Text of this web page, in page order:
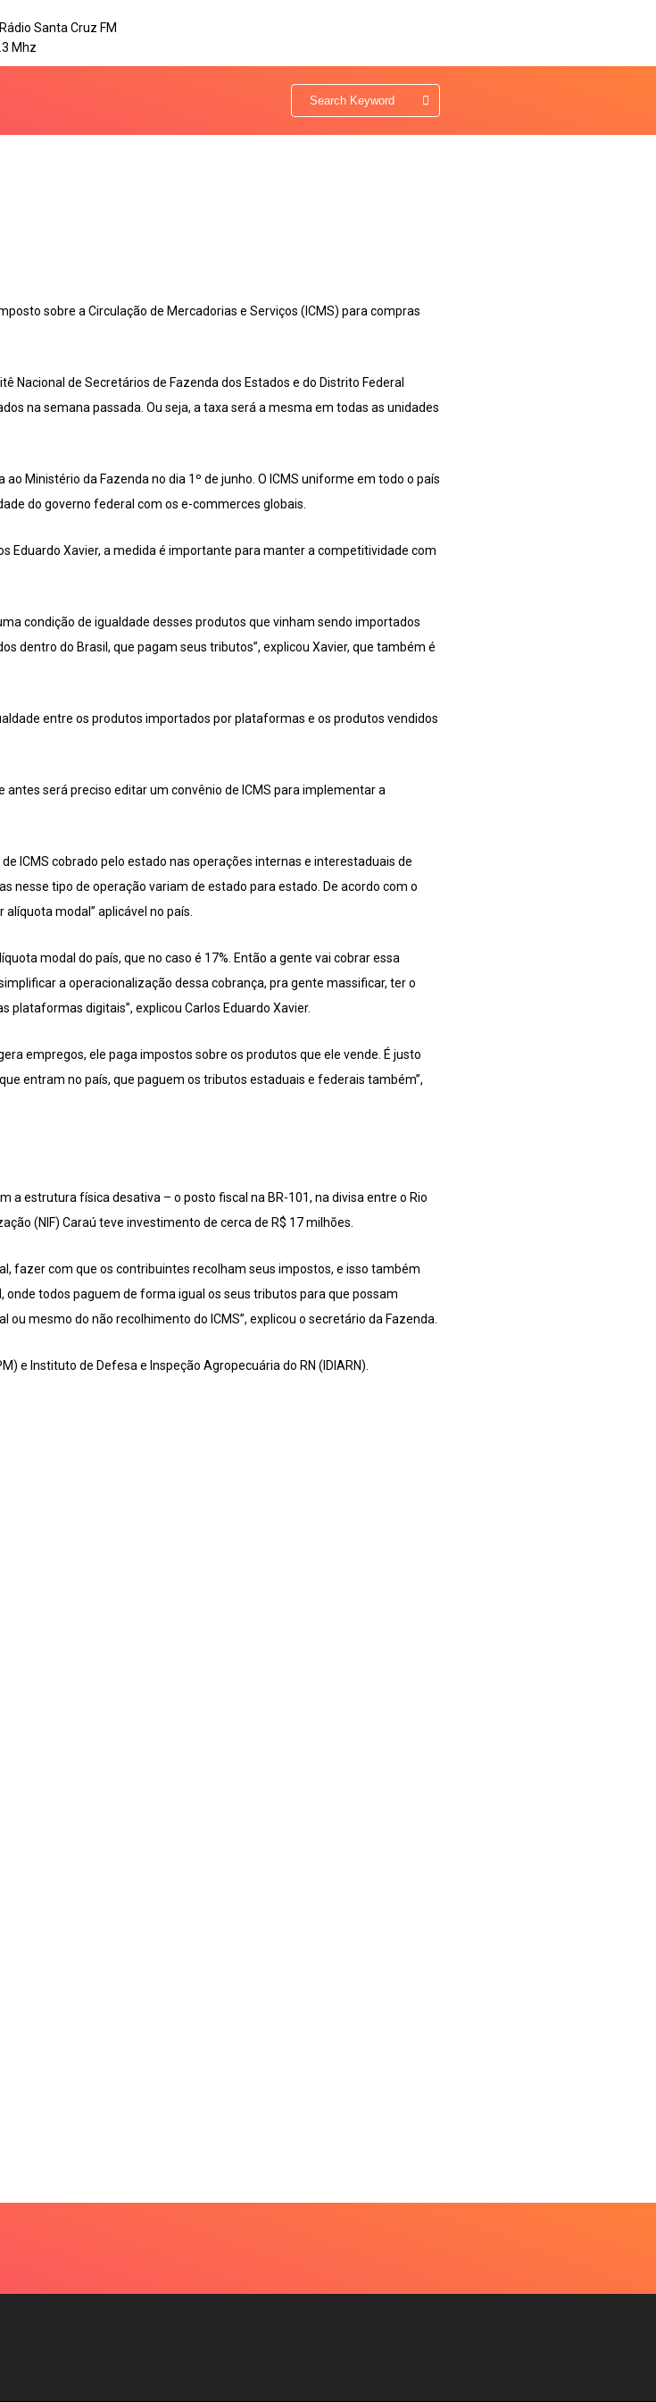
sobre a Circulação de Mercadorias e Serviços (ICMS) para compras
Nacional de Secretários de Fazenda dos Estados e do Distrito Federal
na semana passada. Ou seja, a taxa será a mesma em todas as unidades
Ministério da Fazenda no dia 1º de junho. O ICMS uniforme em todo o país
do governo federal com os e-commerces globais.
Eduardo Xavier, a medida é importante para manter a competitividade com
condição de igualdade desses produtos que vinham sendo importados
dentro do Brasil, que pagam seus tributos”, explicou Xavier, que também é
entre os produtos importados por plataformas e os produtos vendidos
será preciso editar um convênio de ICMS para implementar a
ICMS cobrado pelo estado nas operações internas e interestaduais de
nesse tipo de operação variam de estado para estado. De acordo com o
modal” aplicável no país.
modal do país, que no caso é 17%. Então a gente vai cobrar essa
a operacionalização dessa cobrança, pra gente massificar, ter o
digitais”, explicou Carlos Eduardo Xavier.
empregos, ele paga impostos sobre os produtos que ele vende. É justo
entram no país, que paguem os tributos estaduais e federais também”,
a estrutura física desativa – o posto fiscal na BR-101, na divisa entre o Rio
(NIF) Caraú teve investimento de cerca de R$ 17 milhões.
fazer com que os contribuintes recolham seus impostos, e isso também
todos paguem de forma igual os seus tributos para que possam
mesmo do não recolhimento do ICMS”, explicou o secretário da Fazenda.
e Instituto de Defesa e Inspeção Agropecuária do RN (IDIARN).